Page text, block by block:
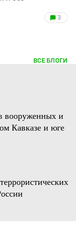
3
ВСЕ БЛОГИ
вооруженных и
Кавказе и юге